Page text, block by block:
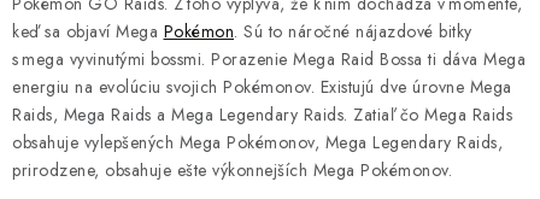
keď sa objaví Mega Pokémon. Sú to náročné nájazdové bitky
s mega vyvinutými bossmi. Porazenie Mega Raid Bossa ti dáva Mega
energiu na evolúciu svojich Pokémonov. Existujú dve úrovne Mega
Raids, Mega Raids a Mega Legendary Raids. Zatiaľ čo Mega Raids
obsahuje vylepšených Mega Pokémonov, Mega Legendary Raids,
prirodzene, obsahuje ešte výkonnejších Mega Pokémonov.